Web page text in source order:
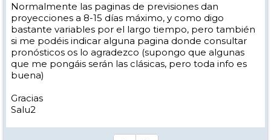
Normalmente las paginas de previsiones dan
proyecciones a 8-15 días máximo, y como digo
bastante variables por el largo tiempo, pero también
si me podéis indicar alguna pagina donde consultar
pronósticos os lo agradezco (supongo que algunas
que me pongáis serán las clásicas, pero toda info es
buena)
Gracias
Salu2